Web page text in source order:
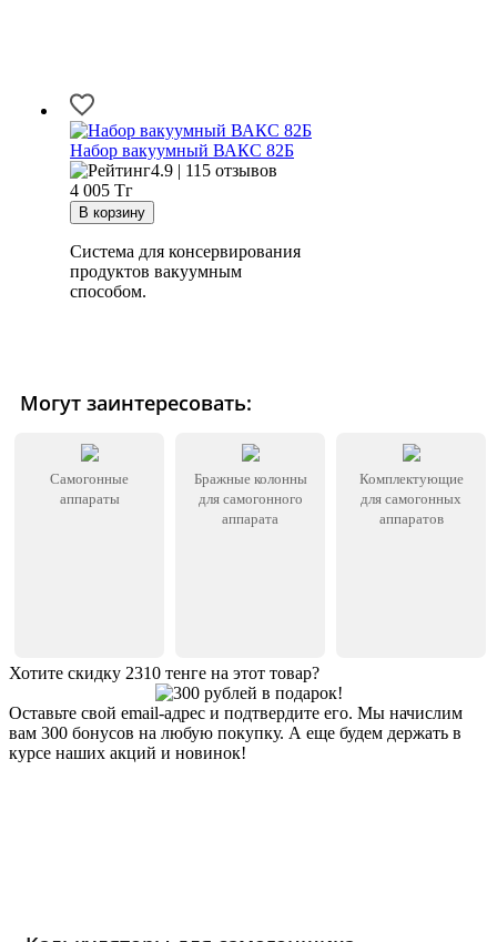
Набор вакуумный ВАКС 82Б
4.9 | 115 отзывов
4 005 Тг
Система для консервирования
продуктов вакуумным
способом.
Могут заинтересовать:
Самогонные
аппараты
Бражные колонны
для самогонного
аппарата
Комплектующие
для самогонных
аппаратов
Хотите скидку 2310 тенге на этот товар?
Оставьте свой email-адрес и подтвердите его. Мы начислим
вам 300 бонусов на любую покупку. А еще будем держать в
курсе наших акций и новинок!